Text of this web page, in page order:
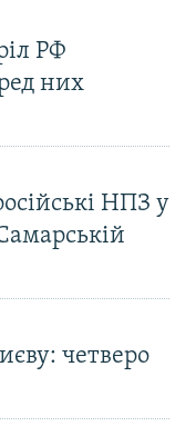
РФ
них
НПЗ у
четверо